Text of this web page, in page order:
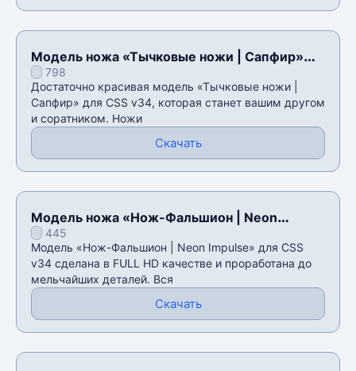
Модель ножа «Тычковые ножи | Сапфир»
для CSS v34
798
Достаточно красивая модель «Тычковые ножи |
Сапфир» для CSS v34, которая станет вашим другом
и соратником. Ножи
Скачать
Модель ножа «Нож-Фальшион | Neon
Impulse» для CSS v34
445
Модель «Нож-Фальшион | Neon Impulse» для CSS
v34 сделана в FULL HD качестве и проработана до
мельчайших деталей. Вся
Скачать